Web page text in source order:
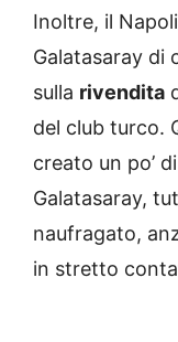
Inoltre, il
Galatasaray di
sulla rivendita
del club turco.
creato un po’
Galatasaray,
naufragato,
in stretto